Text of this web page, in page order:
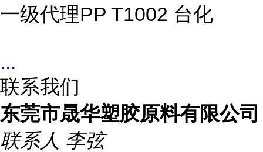
一级代理PP T1002 台化
...
联系我们
东莞市晟华塑胶原料有限公司
联系人 李弦